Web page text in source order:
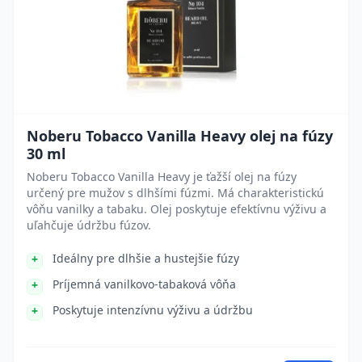
Noberu Tobacco Vanilla Heavy olej na fúzy
30 ml
Noberu Tobacco Vanilla Heavy je ťažší olej na fúzy
určený pre mužov s dlhšími fúzmi. Má charakteristickú
vôňu vanilky a tabaku. Olej poskytuje efektívnu výživu a
uľahčuje údržbu fúzov.
Ideálny pre dlhšie a hustejšie fúzy
Príjemná vanilkovo-tabaková vôňa
Poskytuje intenzívnu výživu a údržbu